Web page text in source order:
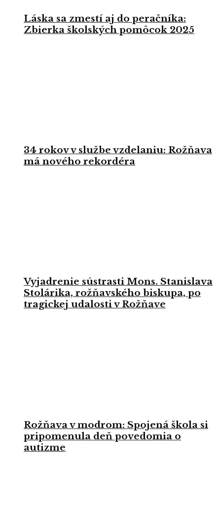
Láska sa zmestí aj do peračníka:
Zbierka školských pomôcok 2025
34 rokov v službe vzdelaniu: Rožňava
má nového rekordéra
Vyjadrenie sústrasti Mons. Stanislava
Stolárika, rožňavského biskupa, po
tragickej udalosti v Rožňave
Rožňava v modrom: Spojená škola si
pripomenula deň povedomia o
autizme